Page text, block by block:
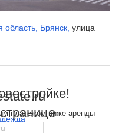
область Брянск улица
платежом ниже аренды